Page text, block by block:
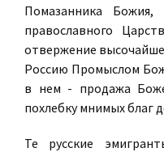
Помазанника
православного
отвержение
Россию Промыслом
в нем - продажа
похлебку мнимых благ
Те русские